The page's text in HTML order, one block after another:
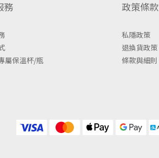
務
屬保溫杯/瓶
政策條款
私隱政策
退換貨政策
條款與細則